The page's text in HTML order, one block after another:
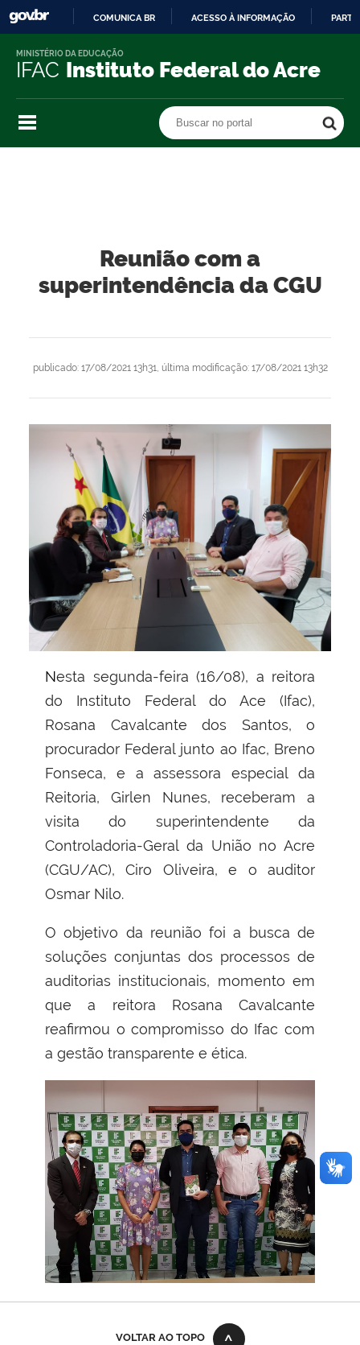
O
COMUNICA BR ACESSO À INFORMAÇÃO
IFAC Instituto Federal do Acre
MINISTÉRIO DA EDUCAÇÃO
Buscar no portal
Reunião com a
superintendência da CGU
publicado: 17/08/2021 13h31, última modificação: 17/08/2021 13h32
Nesta segunda-feira (16/08), a reitora
do Instituto Federal do Ace (Ifac),
Rosana Cavalcante dos Santos, o
procurador Federal junto ao Ifac, Breno
Fonseca, e a assessora especial da
Reitoria, Girlen Nunes, receberam a
visita do superintendente da
Controladoria-Geral da União no Acre
(CGU/AC), Ciro Oliveira, e o auditor
Osmar Nilo.
O objetivo da reunião foi a busca de
soluções conjuntas dos processos de
auditorias institucionais, momento em
que a reitora Rosana Cavalcante
reafirmou o compromisso do Ifac com
a gestão transparente e ética.
VOLTAR AO TOPO